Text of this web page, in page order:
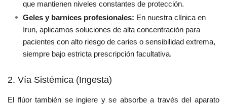
que mantienen niveles constantes de protección.
Geles y barnices profesionales: En nuestra clínica en
Irun, aplicamos soluciones de alta concentración para
pacientes con alto riesgo de caries o sensibilidad extrema,
siempre bajo estricta prescripción facultativa.
2. Vía Sistémica (Ingesta)
El flúor también se ingiere y se absorbe a través del aparato